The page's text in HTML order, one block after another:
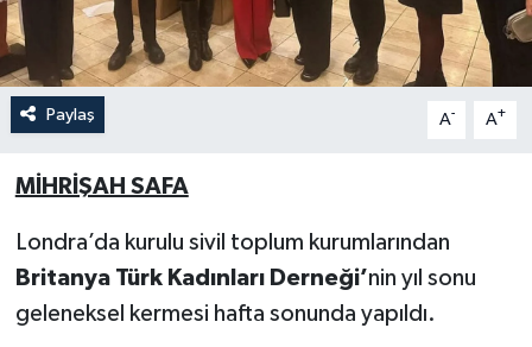
Paylaş A- A+
MİHRİŞAH SAFA
Londra’da kurulu sivil toplum kurumlarından
Britanya Türk Kadınları Derneği’nin yıl sonu
geleneksel kermesi hafta sonunda yapıldı.